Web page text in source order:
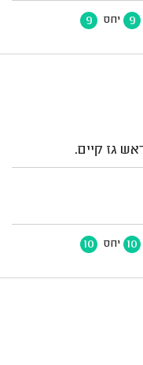
9 יחס 9
גז קיים.
10 יחס 10